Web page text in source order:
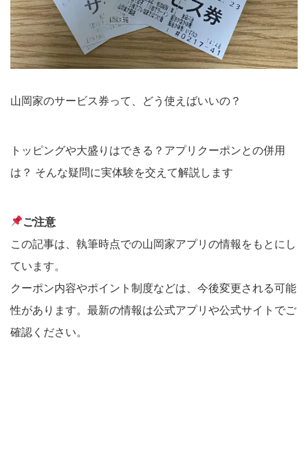
山岡家のサービス券って、どう使えばいいの？
トッピングや大盛りはできる？アプリクーポンとの併用
は？ そんな疑問に実体験を交えて解説します
ご注意
この記事は、執筆時点での山岡家アプリの情報をもとにし
ています。
クーポン内容やポイント制度などは、今後変更される可能
性があります。最新の情報は公式アプリや公式サイトでご
確認ください。